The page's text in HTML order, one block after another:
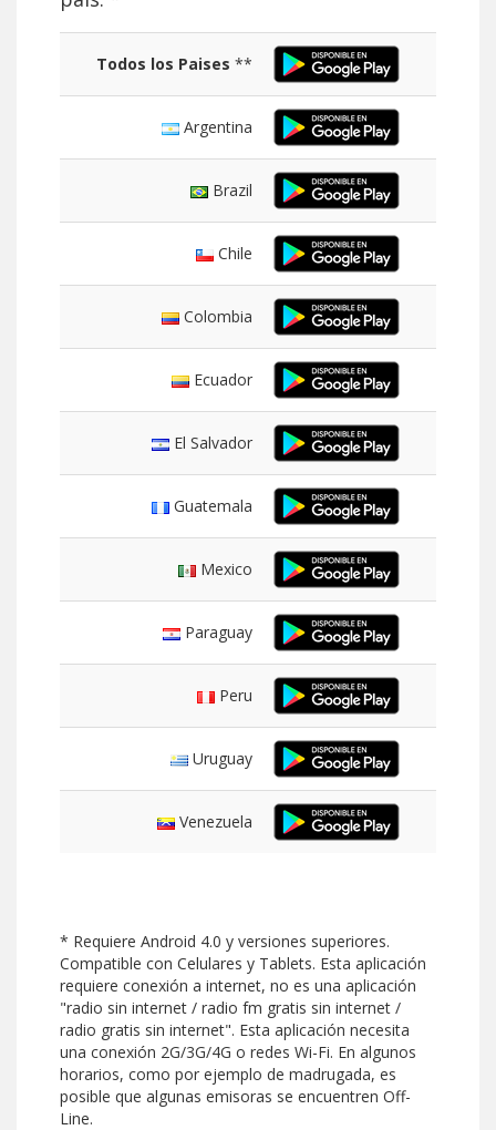
Todos los Paises **
Argentina
Brazil
Chile
Colombia
Ecuador
El Salvador
Guatemala
Mexico
Paraguay
Peru
Uruguay
Venezuela
* Requiere Android 4.0 y versiones superiores.
Compatible con Celulares y Tablets. Esta aplicación
requiere conexión a internet, no es una aplicación
"radio sin internet / radio fm gratis sin internet /
radio gratis sin internet". Esta aplicación necesita
una conexión 2G/3G/4G o redes Wi-Fi. En algunos
horarios, como por ejemplo de madrugada, es
posible que algunas emisoras se encuentren Off-
Line.